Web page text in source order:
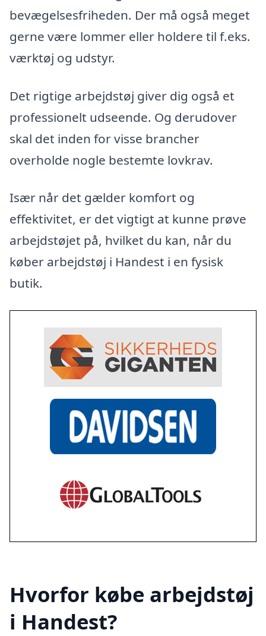
bevægelsesfriheden. Der må også meget
gerne være lommer eller holdere til f.eks.
værktøj og udstyr.
Det rigtige arbejdstøj giver dig også et
professionelt udseende. Og derudover
skal det inden for visse brancher
overholde nogle bestemte lovkrav.
Især når det gælder komfort og
effektivitet, er det vigtigt at kunne prøve
arbejdstøjet på, hvilket du kan, når du
køber arbejdstøj i Handest i en fysisk
butik.
Hvorfor købe arbejdstøj
i Handest?